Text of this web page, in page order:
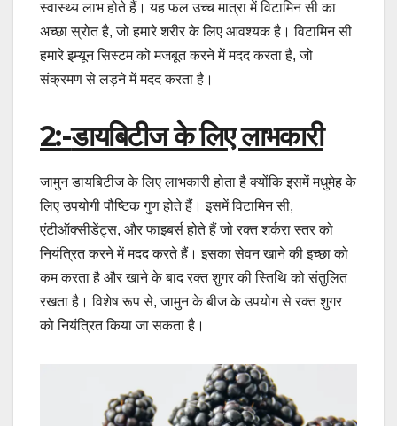
स्वास्थ्य लाभ होते हैं। यह फल उच्च मात्रा में विटामिन सी का
अच्छा स्रोत है, जो हमारे शरीर के लिए आवश्यक है। विटामिन सी
हमारे इम्यून सिस्टम को मजबूत करने में मदद करता है, जो
संक्रमण से लड़ने में मदद करता है।
2:-डायबिटीज के लिए लाभकारी
जामुन डायबिटीज के लिए लाभकारी होता है क्योंकि इसमें मधुमेह के
लिए उपयोगी पौष्टिक गुण होते हैं। इसमें विटामिन सी,
एंटीऑक्सीडेंट्स, और फाइबर्स होते हैं जो रक्त शर्करा स्तर को
नियंत्रित करने में मदद करते हैं। इसका सेवन खाने की इच्छा को
कम करता है और खाने के बाद रक्त शुगर की स्तिथि को संतुलित
रखता है। विशेष रूप से, जामुन के बीज के उपयोग से रक्त शुगर
को नियंत्रित किया जा सकता है।